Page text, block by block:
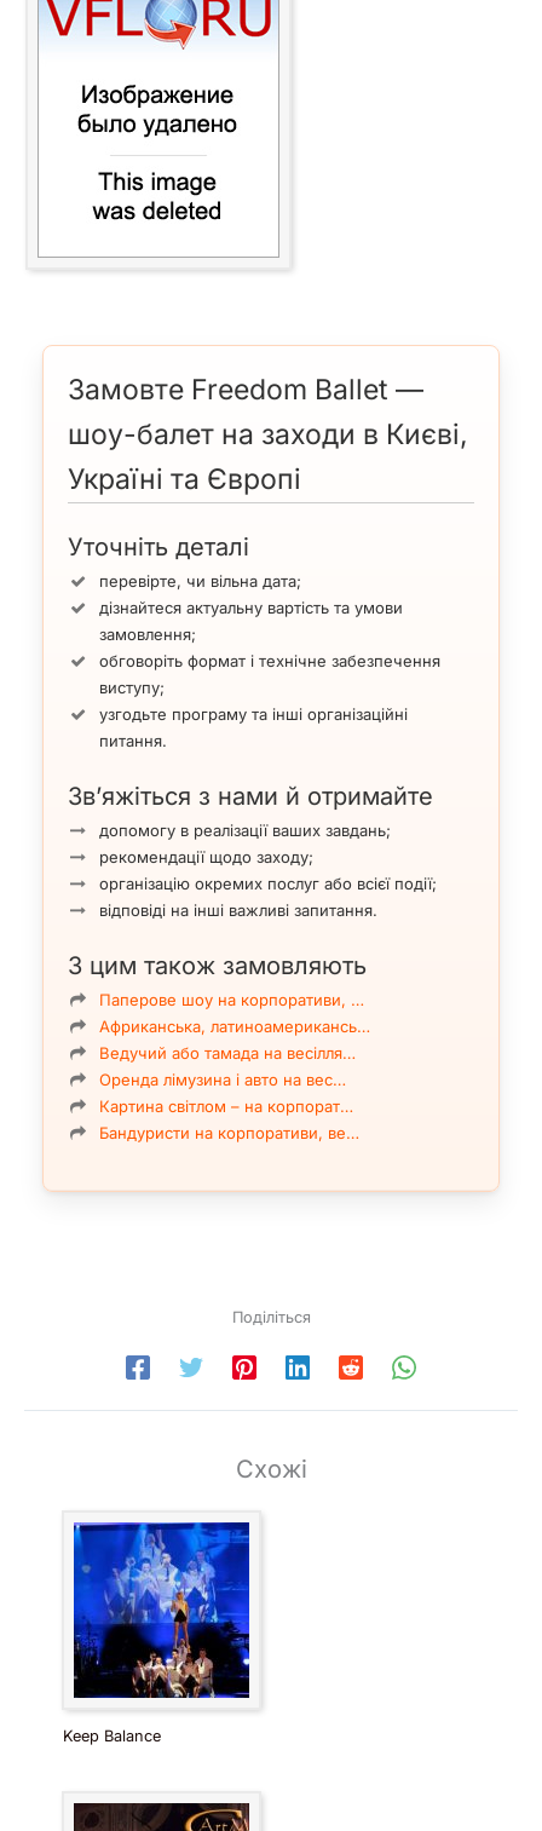
Замовте Freedom Ballet —
шоу-балет на заходи в Києві,
Україні та Європі
Уточніть деталі
перевірте, чи вільна дата;
дізнайтеся актуальну вартість та умови
замовлення;
обговоріть формат і технічне забезпечення
виступу;
узгодьте програму та інші організаційні
питання.
Зв’яжіться з нами й отримайте
допомогу в реалізації ваших завдань;
рекомендації щодо заходу;
організацію окремих послуг або всієї події;
відповіді на інші важливі запитання.
З цим також замовляють
Паперове шоу на корпоративи, …
Африканська, латиноамерикансь…
Ведучий або тамада на весілля…
Оренда лімузина і авто на вес…
Картина світлом – на корпорат…
Бандуристи на корпоративи, ве…
Поділіться
Схожі
Keep Balance